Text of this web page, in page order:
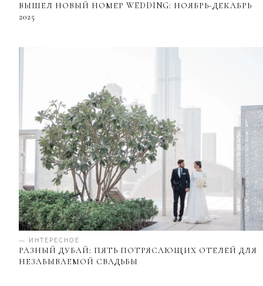
ВЫШЕЛ НОВЫЙ НОМЕР WEDDING: НОЯБРЬ-ДЕКАБРЬ
2025
— ИНТЕРЕСНОЕ
РАЗНЫЙ ДУБАЙ: ПЯТЬ ПОТРЯСАЮЩИХ ОТЕЛЕЙ ДЛЯ
НЕЗАБЫВАЕМОЙ СВАДЬБЫ